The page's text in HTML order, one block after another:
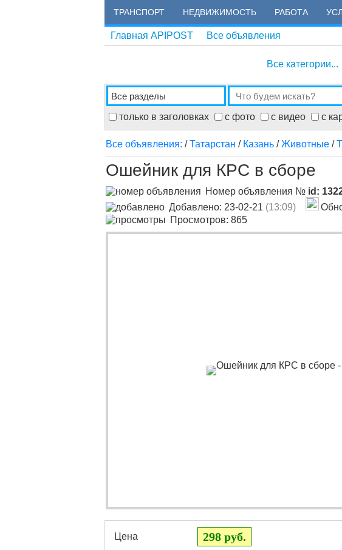
ТРАНСПОРТ НЕДВИЖИМОСТЬ РАБОТА
Главная APIPOST Все объявления
Все категории...
только в заголовках с фото с видео с
Все объявления: /Татарстан / Казань /Животные /
Ошейник для КРС в сборе
Номер объявления № id:
Добавлено: 23-02-21 (13:09)
Просмотров: 865
Цена 298 руб.